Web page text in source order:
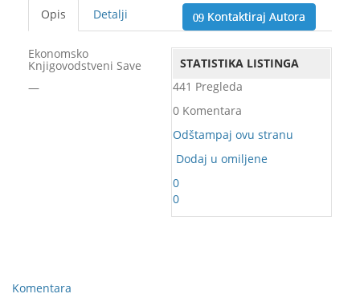
Kontaktiraj Autora
Opis Detalji
STATISTIKA LISTINGA
441 Pregleda
0 Komentara
Odštampaj ovu stranu
Dodaj u omiljene
0
0
Ekonomsko
Knjigovodstveni Save
—
Komentara